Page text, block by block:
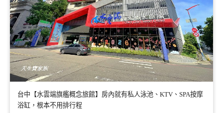
台中【水雲端旗艦概念旅館】房內就有私人泳池、KTV、SPA按摩
浴缸，根本不用排行程